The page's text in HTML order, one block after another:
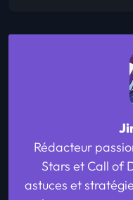
Rédacteur
Stars et Call of
astuces et